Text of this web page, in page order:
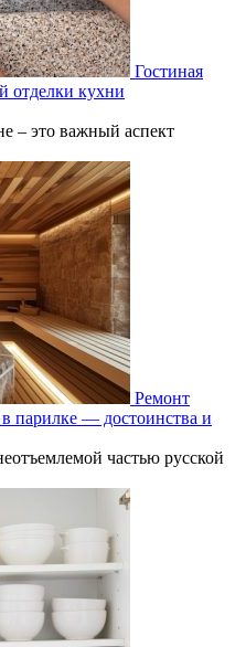
Гостиная
отделки кухни
– это важный аспект
Ремонт
парилке — достоинства и
частью русской